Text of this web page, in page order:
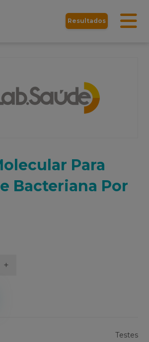
Resultados
Para
Bacteriana Por
+
Testes